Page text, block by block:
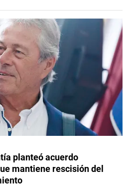
planteó acuerdo
mantiene rescisión del